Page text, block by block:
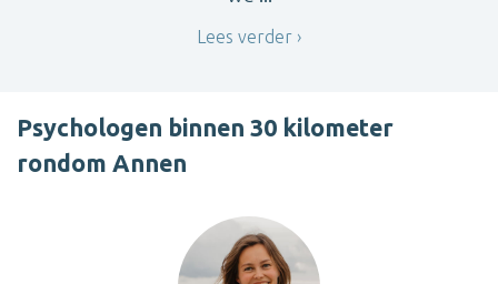
Lees verder
Psychologen binnen 30 kilometer
rondom Annen